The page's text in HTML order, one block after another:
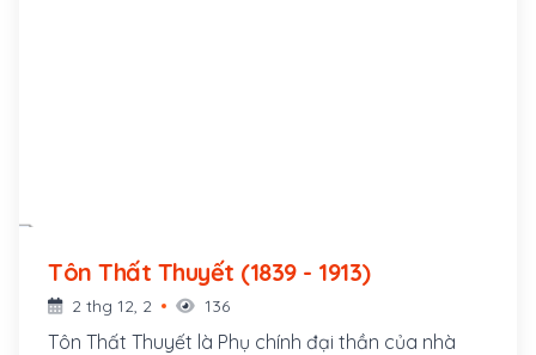
Tôn Thất Thuyết (1839 - 1913)
2 thg 12, 2 136
Tôn Thất Thuyết là Phụ chính đại thần của nhà